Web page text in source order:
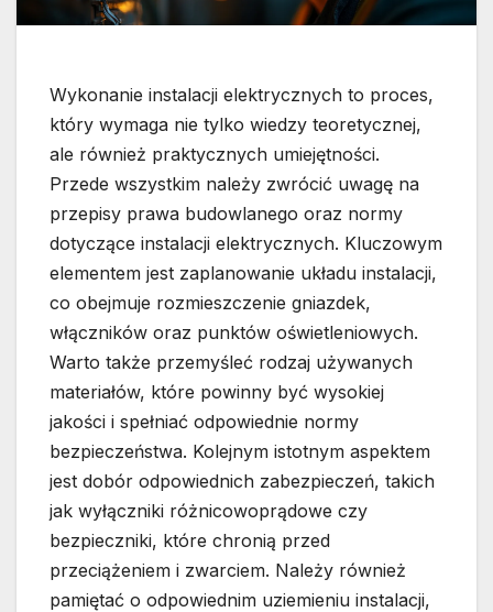
Wykonanie instalacji elektrycznych to proces,
który wymaga nie tylko wiedzy teoretycznej,
ale również praktycznych umiejętności.
Przede wszystkim należy zwrócić uwagę na
przepisy prawa budowlanego oraz normy
dotyczące instalacji elektrycznych. Kluczowym
elementem jest zaplanowanie układu instalacji,
co obejmuje rozmieszczenie gniazdek,
włączników oraz punktów oświetleniowych.
Warto także przemyśleć rodzaj używanych
materiałów, które powinny być wysokiej
jakości i spełniać odpowiednie normy
bezpieczeństwa. Kolejnym istotnym aspektem
jest dobór odpowiednich zabezpieczeń, takich
jak wyłączniki różnicowoprądowe czy
bezpieczniki, które chronią przed
przeciążeniem i zwarciem. Należy również
pamiętać o odpowiednim uziemieniu instalacji,